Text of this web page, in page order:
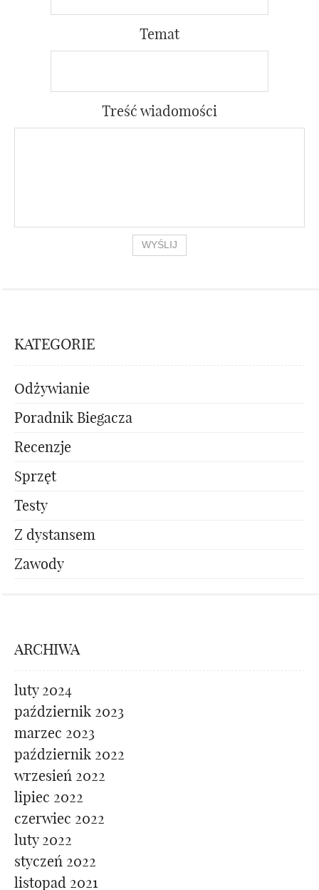
Temat
Treść wiadomości
KATEGORIE
Odżywianie
Poradnik Biegacza
Recenzje
Sprzęt
Testy
Z dystansem
Zawody
ARCHIWA
luty 2024
październik 2023
marzec 2023
październik 2022
wrzesień 2022
lipiec 2022
czerwiec 2022
luty 2022
styczeń 2022
listopad 2021